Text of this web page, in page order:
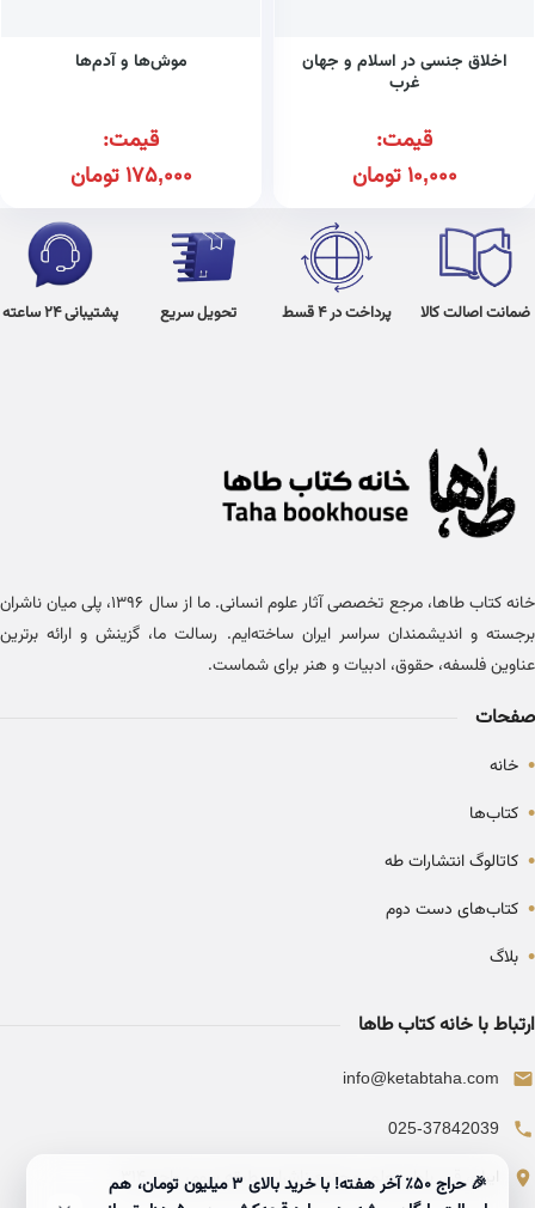
اخلاق جنسی در اسلام و جهان
غرب
قیمت:
10,000تومان
موش‌ها و آدم‌ها
قیمت:
175,000تومان
ضمانت اصالت کالا پرداخت در 4 قسط تحویل سریع پشتیبانی 24 ساعته
خانه کتاب طاها، مرجع تخصصی آثار علوم انسانی. ما از سال ۱۳۹۶، پلی میان ناشران
برجسته و اندیشمندان سراسر ایران ساخته‌ایم. رسالت ما، گزینش و ارائه برترین
عناوین فلسفه، حقوق، ادبیات و هنر برای شماست.
صفحات
• خانه
• کتاب‌ها
• کاتالوگ انتشارات طه
• کتاب‌های دست دوم
• بلاگ
ارتباط با خانه کتاب طاها
info@ketabtaha.com
025-37842039
ایران، قم، بلوار معلم، مجتمع ناشران، طبقه سوم، واحد ۳۱۴
🎉 حراج ۵۰٪ آخر هفته! با خرید بالای 3 میلیون تومان، هم